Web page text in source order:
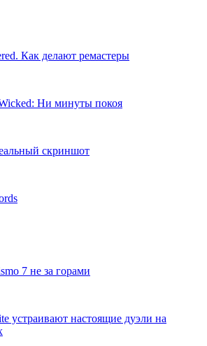
Как делают ремастеры
Ни минуты покоя
скриншот
7 не за горами
устраивают настоящие дуэли на